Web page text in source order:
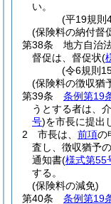
い。
(平19規則
(保険料の納付督
第38条
地方自治
督促は、督促状(
(令6規則
(保険料の徴収猶
第39条
条例第19
うとする者は、
号)を市長に提出
2
市長は、 前項の
査し、徴収猶予
通知書(様式第55
する。
(保険料の減免)
第40条
条例第19